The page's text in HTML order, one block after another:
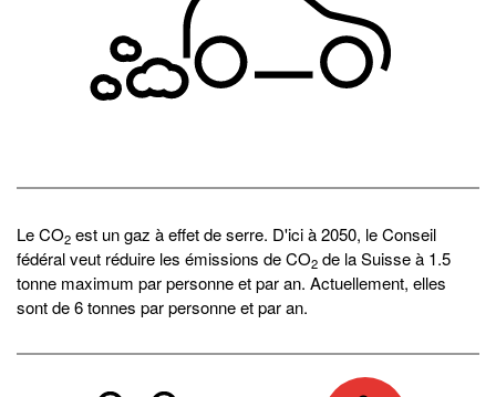
Le CO2 est un gaz à effet de serre. D'ici à 2050, le Conseil
fédéral veut réduire les émissions de CO2 de la Suisse à 1.5
tonne maximum par personne et par an. Actuellement, elles
sont de 6 tonnes par personne et par an.